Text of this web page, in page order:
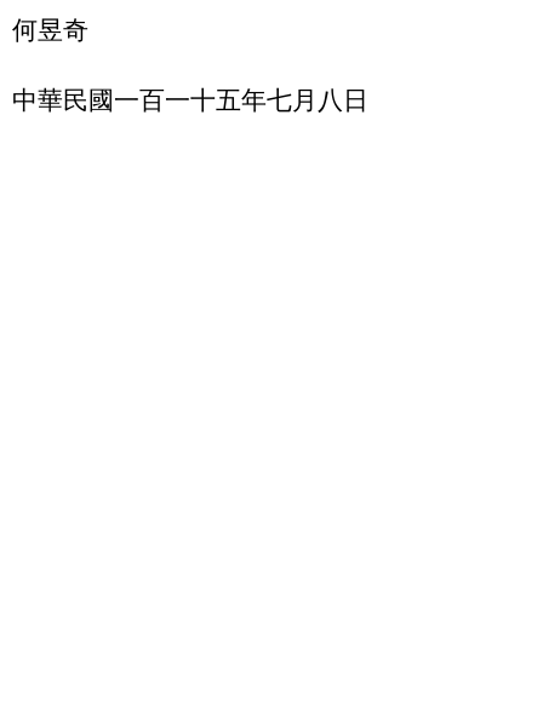
何昱奇
中華民國一百一十五年七月八日